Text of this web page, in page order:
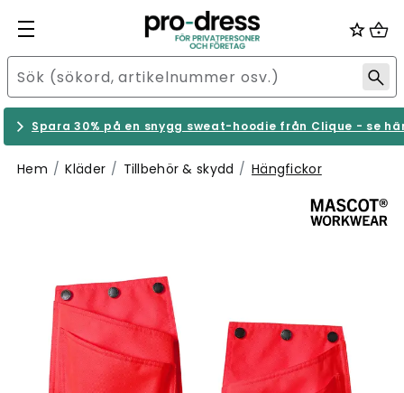
Spara 30% på en snygg sweat-hoodie från Clique - se
Hem Kläder Tillbehör & skydd Hängfickor